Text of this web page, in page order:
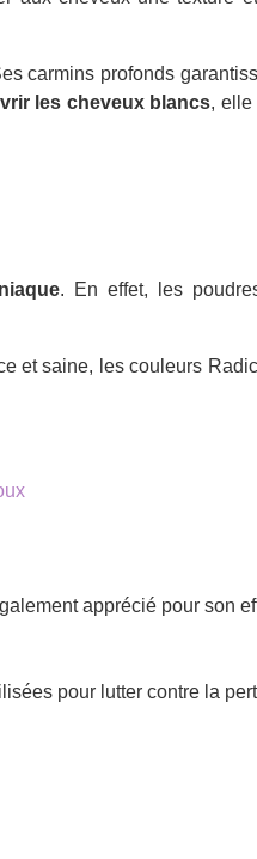
carmins profonds
les cheveux blancs, elle
. En effet, les
et saine, les couleurs
apprécié pour son
pour lutter contre la